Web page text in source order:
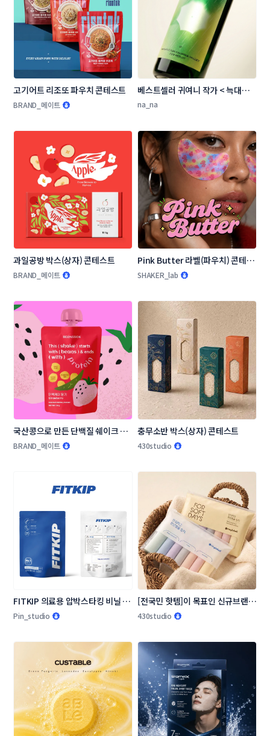
고기어트 리조또 파우치 콘테스트
BRAND_메이트
베스트셀러 귀여니 작가 < 늑대의
유혹 > 와인 라벨 디자인 콘테스트
na_na
과일공방 박스(상자) 콘테스트
BRAND_메이트
Pink Butter 라벨(파우치) 콘테스
트
SHAKER_lab
국산콩으로 만든 단백질 쉐이크 패
키지(파우치) 디자인 콘테스트
BRAND_메이트
충무소반 박스(상자) 콘테스트
430studio
FITKIP 의료용 압박스타킹 비닐 패
키지 디자인 의뢰
Pin_studio
[전국민 핫템]이 목표인 신규브랜드
링글벨 언더웨어 패키지 콘테스트
430studio